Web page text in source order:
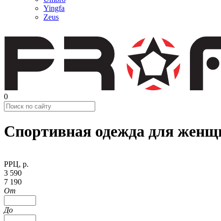
Yingfa
Zeus
0
Спортивная одежда для
РРЦ, р.
3 590
7 190
От
До